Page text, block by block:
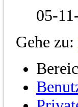
05-
Gehe zu: